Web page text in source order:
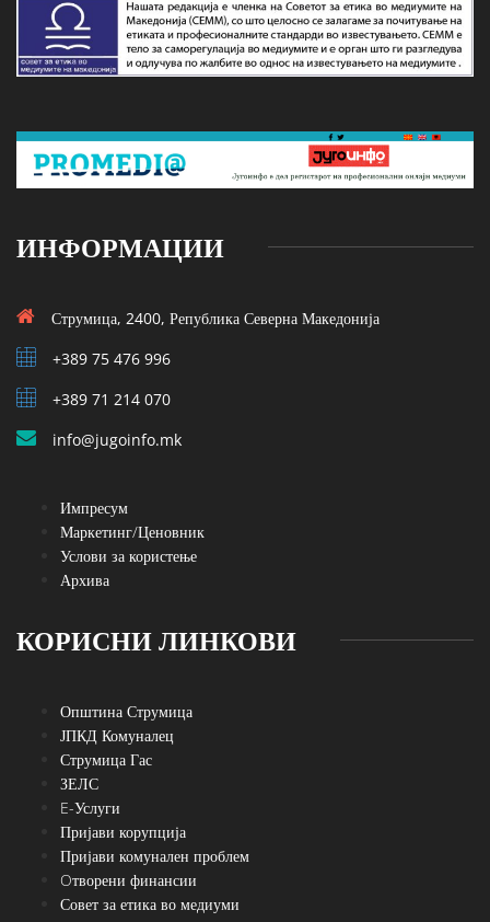
ИНФОРМАЦИИ
Струмица, 2400, Република Северна Македонија
+389 75 476 996
+389 71 214 070
info@jugoinfo.mk
Импресум
Маркетинг/Ценовник
Услови за користење
Архива
КОРИСНИ ЛИНКОВИ
Општина Струмица
ЈПКД Комуналец
Струмица Гас
ЗЕЛС
E-Услуги
Пријави корупција
Пријави комунален проблем
Oтворени финансии
Совет за етика во медиуми